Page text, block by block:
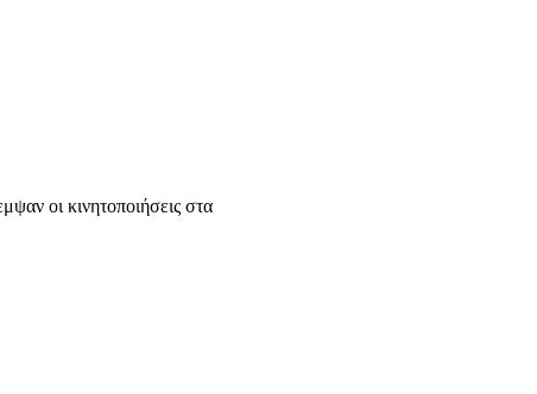
οι κινητοποιήσεις στα